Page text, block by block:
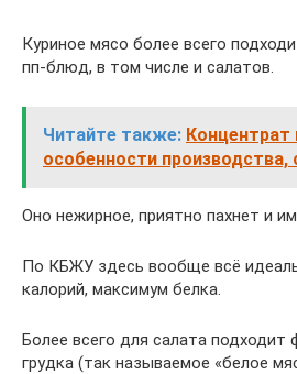
Куриное мясо более всего
пп-блюд, в том числе и салатов.
Читайте также: Концентрат
особенности производства,
Оно нежирное, приятно пахнет и
По КБЖУ здесь вообще всё
калорий, максимум белка.
Более всего для салата подходит
грудка (так называемое «белое